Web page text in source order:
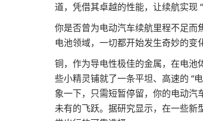
道，凭借其卓越的性能，让续航实现
你是否曾为电动汽车续航里程不足而
电池领域，一切都开始发生奇妙的变
铜，作为导电性极佳的金属，在电池
些小精灵铺就了一条平坦、高速的 “
象一下，只需短暂停留，你的电动汽
未有的飞跃。据研究显示，在一些新